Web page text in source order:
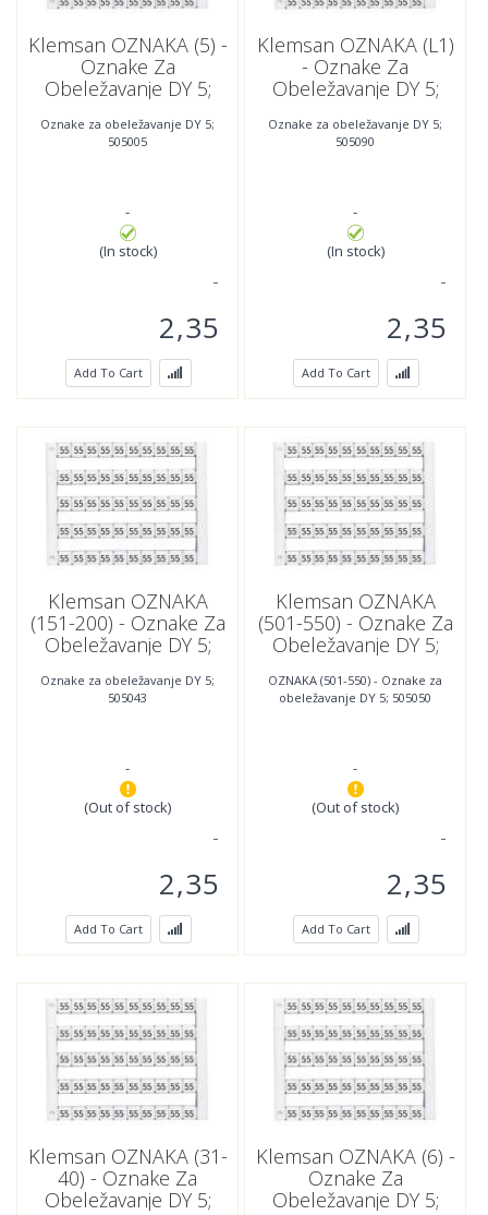
Klemsan OZNAKA (5) -
Oznake Za
Obeležavanje DY 5;
Oznake za obeležavanje DY 5;
505005
-
(In stock)
2,35
Add To Cart
Klemsan OZNAKA (L1)
- Oznake Za
Obeležavanje DY 5;
Oznake za obeležavanje DY 5;
505090
-
(In stock)
2,35
Add To Cart
Klemsan OZNAKA
(151-200) - Oznake Za
Obeležavanje DY 5;
Oznake za obeležavanje DY 5;
505043
-
(Out of stock)
2,35
Add To Cart
Klemsan OZNAKA
(501-550) - Oznake Za
Obeležavanje DY 5;
OZNAKA (501-550) - Oznake za
obeležavanje DY 5; 505050
-
(Out of stock)
2,35
Add To Cart
Klemsan OZNAKA (31-
40) - Oznake Za
Obeležavanje DY 5;
Klemsan OZNAKA (6) -
Oznake Za
Obeležavanje DY 5;